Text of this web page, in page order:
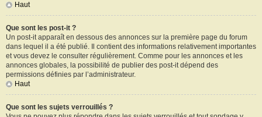
Haut
Que sont les post-it ?
Un post-it apparaît en dessous des annonces sur la première page du forum
dans lequel il a été publié. Il contient des informations relativement importantes
et vous devez le consulter régulièrement. Comme pour les annonces et les
annonces globales, la possibilité de publier des post-it dépend des
permissions définies par l’administrateur.
Haut
Que sont les sujets verrouillés ?